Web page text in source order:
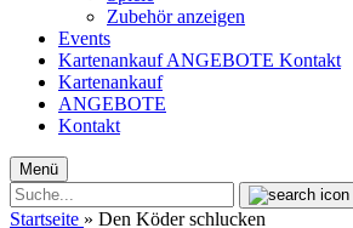
Zubehör anzeigen
Events
KartenankaufANGEBOTE Kontakt
Kartenankauf
ANGEBOTE
Kontakt
Menü
Startseite » Den Köder schlucken